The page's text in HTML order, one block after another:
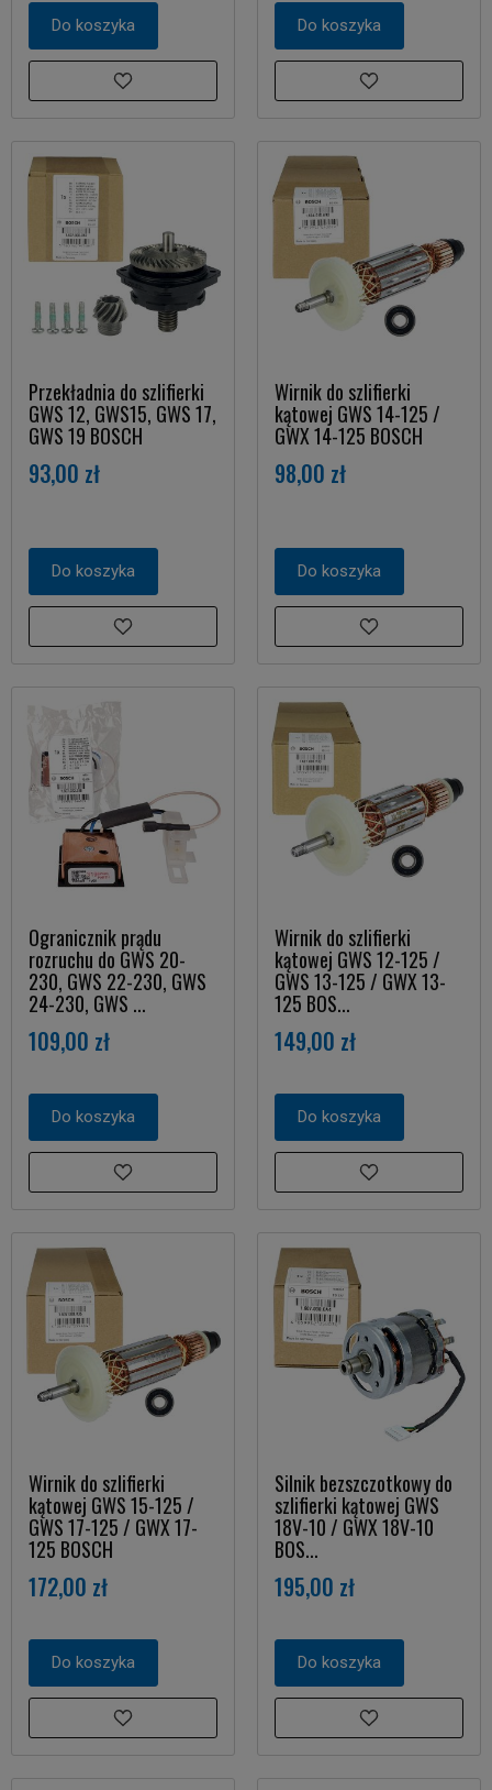
Do koszyka Do koszyka
Przekładnia do szlifierki
GWS 12, GWS15, GWS 17,
GWS 19 BOSCH
93,00 zł
Do koszyka
Wirnik do szlifierki
kątowej GWS 14-125 /
GWX 14-125 BOSCH
98,00 zł
Do koszyka
Ogranicznik prądu
rozruchu do GWS 20-
230, GWS 22-230, GWS
24-230, GWS ...
109,00 zł
Do koszyka
Wirnik do szlifierki
kątowej GWS 12-125 /
GWS 13-125 / GWX 13-
125 BOS...
149,00 zł
Do koszyka
Wirnik do szlifierki
kątowej GWS 15-125 /
GWS 17-125 / GWX 17-
125 BOSCH
172,00 zł
Do koszyka
Silnik bezszczotkowy do
szlifierki kątowej GWS
18V-10 / GWX 18V-10
BOS...
195,00 zł
Do koszyka